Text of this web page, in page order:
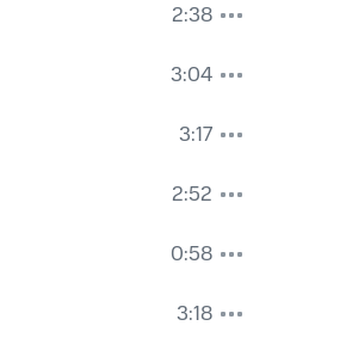
2:38
3:04
3:17
2:52
0:58
3:18